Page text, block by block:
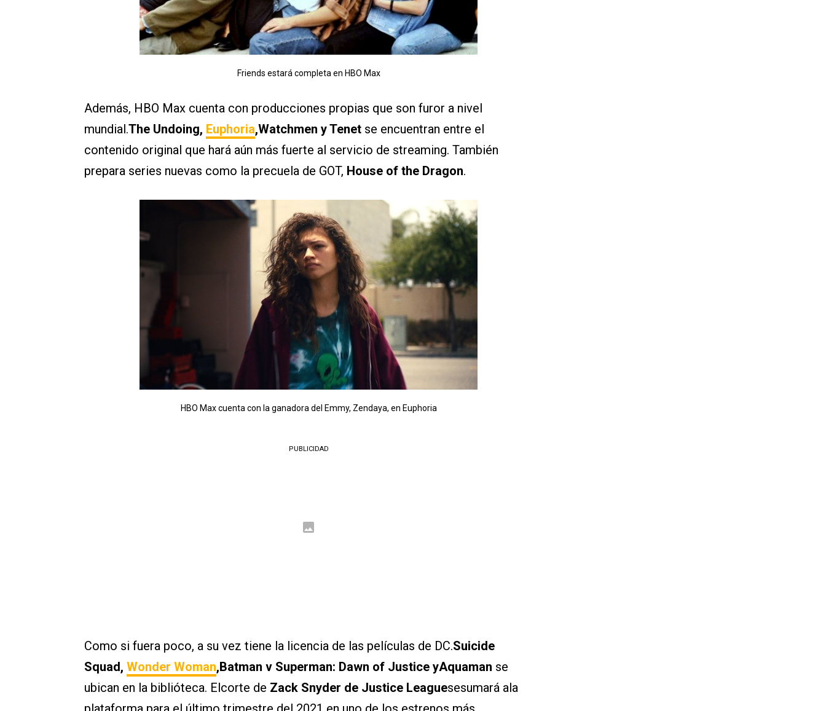
Friends estará completa en HBO Max
Además, HBO Max cuenta con producciones propias que son furor a nivel
mundial.The Undoing, Euphoria,Watchmen y Tenet se encuentran entre el
contenido original que hará aún más fuerte al servicio de streaming. También
prepara series nuevas como la precuela de GOT, House of the Dragon.
HBO Max cuenta con la ganadora del Emmy, Zendaya, en Euphoria
PUBLICIDAD
Como si fuera poco, a su vez tiene la licencia de las películas de DC.Suicide
Squad, Wonder Woman,Batman v Superman: Dawn of Justice yAquaman se
ubican en la biblióteca. Elcorte de Zack Snyder de Justice Leaguesesumará ala